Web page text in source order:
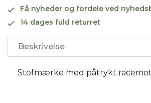
Få nyheder og fordele ved
14 dages fuld returret
Beskrivelse
Stofmærke med påtrykt